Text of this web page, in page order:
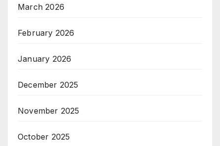
March 2026
February 2026
January 2026
December 2025
November 2025
October 2025